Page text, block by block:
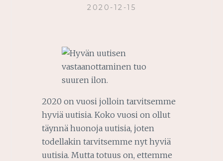
2020-12-15
2020 on vuosi jolloin tarvitsemme
hyviä uutisia. Koko vuosi on ollut
täynnä huonoja uutisia, joten
todellakin tarvitsemme nyt hyviä
uutisia. Mutta totuus on, ettemme